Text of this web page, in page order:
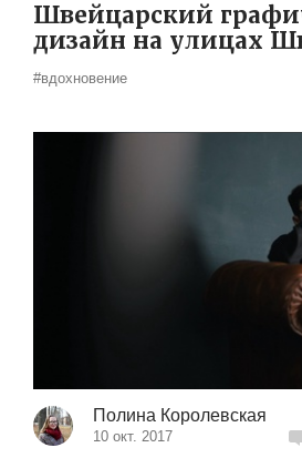
Швейцарский
дизайн на улицах
#вдохновение
Полина Королевская
10 окт. 2017